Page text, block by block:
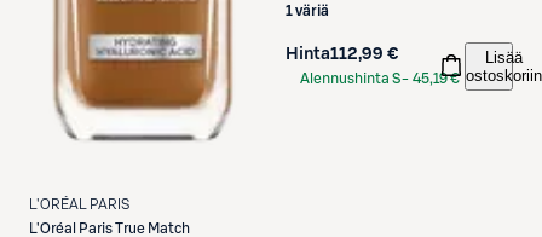
L'ORÉAL PARIS
L'Oréal ParisTrue Match
1 väriä
Hinta112,99 €
Alennushinta S- 45,19 €
Lisää
ostoskoriin